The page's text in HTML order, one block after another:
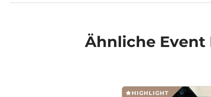
Ähnliche Event
HIGHLIGHT